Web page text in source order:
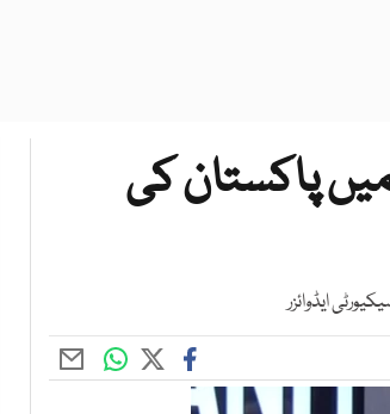
پاکستان کی
ایڈوائزر